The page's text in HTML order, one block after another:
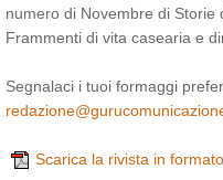
numero di Novembre di Storie
Frammenti di vita casearia e
Segnalaci i tuoi formaggi
Scarica la rivista in